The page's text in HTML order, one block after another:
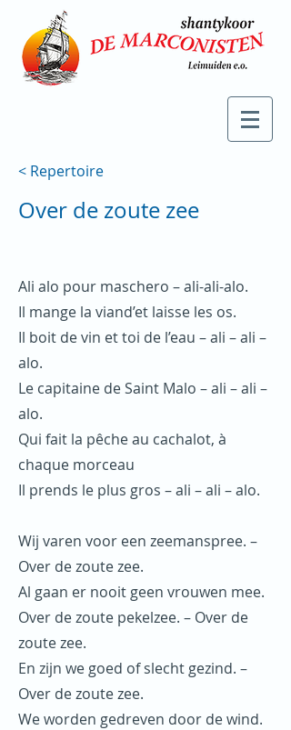
< Repertoire
Over de zoute zee
Ali alo pour maschero – ali-ali-alo.
Il mange la viand’et laisse les os.
Il boit de vin et toi de l’eau – ali – ali –
alo.
Le capitaine de Saint Malo – ali – ali –
alo.
Qui fait la pêche au cachalot, à
chaque morceau
Il prends le plus gros – ali – ali – alo.
Wij varen voor een zeemanspree. –
Over de zoute zee.
Al gaan er nooit geen vrouwen mee.
Over de zoute pekelzee. – Over de
zoute zee.
En zijn we goed of slecht gezind. –
Over de zoute zee.
We worden gedreven door de wind.